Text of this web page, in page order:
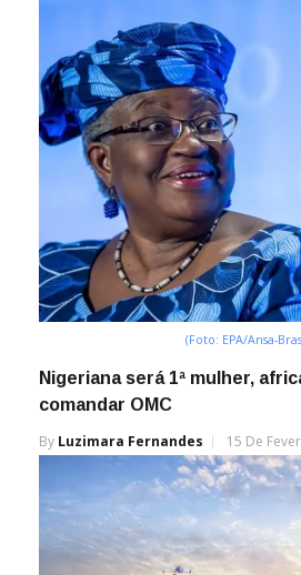
(Foto: EPA/Ansa-
Nigeriana será 1ª mulher,
comandar OMC
By Luzimara Fernandes 15 De